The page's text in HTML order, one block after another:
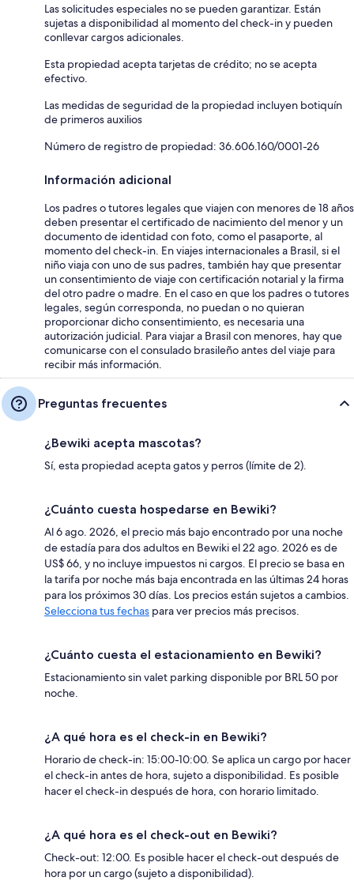
Las solicitudes especiales no se pueden garantizar. Están
sujetas a disponibilidad al momento del check-in y pueden
conllevar cargos adicionales.
Esta propiedad acepta tarjetas de crédito; no se acepta
efectivo.
Las medidas de seguridad de la propiedad incluyen botiquín
de primeros auxilios
Número de registro de propiedad: 36.606.160/0001-26
Información adicional
Los padres o tutores legales que viajen con menores de 18 años
deben presentar el certificado de nacimiento del menor y un
documento de identidad con foto, como el pasaporte, al
momento del check-in. En viajes internacionales a Brasil, si el
niño viaja con uno de sus padres, también hay que presentar
un consentimiento de viaje con certificación notarial y la firma
del otro padre o madre. En el caso en que los padres o tutores
legales, según corresponda, no puedan o no quieran
proporcionar dicho consentimiento, es necesaria una
autorización judicial. Para viajar a Brasil con menores, hay que
comunicarse con el consulado brasileño antes del viaje para
recibir más información.
Preguntas frecuentes
¿Bewiki acepta mascotas?
Sí, esta propiedad acepta gatos y perros (límite de 2).
¿Cuánto cuesta hospedarse en Bewiki?
Al 6 ago. 2026, el precio más bajo encontrado por una noche
de estadía para dos adultos en Bewiki el 22 ago. 2026 es de
US$ 66, y no incluye impuestos ni cargos. El precio se basa en
la tarifa por noche más baja encontrada en las últimas 24 horas
para los próximos 30 días. Los precios están sujetos a cambios.
Selecciona tus fechas para ver precios más precisos.
¿Cuánto cuesta el estacionamiento en Bewiki?
Estacionamiento sin valet parking disponible por BRL 50 por
noche.
¿A qué hora es el check-in en Bewiki?
Horario de check-in: 15:00-10:00. Se aplica un cargo por hacer
el check-in antes de hora, sujeto a disponibilidad. Es posible
hacer el check-in después de hora, con horario limitado.
¿A qué hora es el check-out en Bewiki?
Check-out: 12:00. Es posible hacer el check-out después de
hora por un cargo (sujeto a disponibilidad).